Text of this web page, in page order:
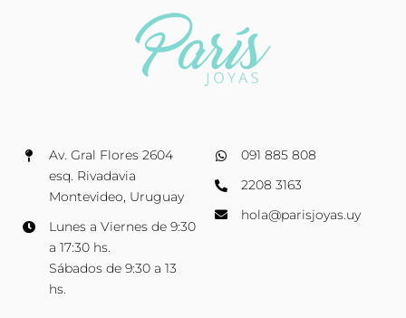
Av. Gral Flores 2604
esq. Rivadavia
Montevideo, Uruguay
Lunes a Viernes de 9:30
a 17:30 hs.
Sábados de 9:30 a 13
hs.
091 885 808
2208 3163
hola@parisjoyas.uy